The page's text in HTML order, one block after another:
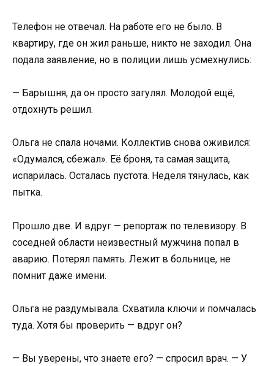
Телефон не отвечал. На работе его не было. В
квартиру, где он жил раньше, никто не заходил. Она
подала заявление, но в полиции лишь усмехнулись:
— Барышня, да он просто загулял. Молодой ещё,
отдохнуть решил.
Ольга не спала ночами. Коллектив снова оживился:
«Одумался, сбежал». Её броня, та самая защита,
испарилась. Осталась пустота. Неделя тянулась, как
пытка.
Прошло две. И вдруг — репортаж по телевизору. В
соседней области неизвестный мужчина попал в
аварию. Потерял память. Лежит в больнице, не
помнит даже имени.
Ольга не раздумывала. Схватила ключи и помчалась
туда. Хотя бы проверить — вдруг он?
— Вы уверены, что знаете его? — спросил врач. — У